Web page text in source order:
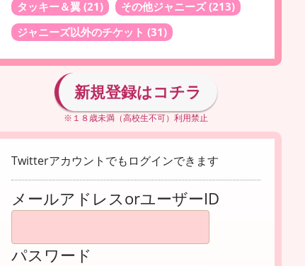
タッキー＆翼 (21) その他ジャニーズ(213)
ジャニーズ以外のチケット (31)
新規登録はコチラ
※１８歳未満（高校生不可）利用禁止
Twitterアカウントでもログインできます
メールアドレスorユーザーID
パスワード